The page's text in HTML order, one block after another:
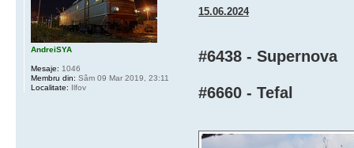
15.06.2024
#6438 - Supernova
#6660 - Tefal
AndreiSYA
Mesaje: 1046
Membru din: Sâm 09 Mar 2019, 23:11
Localitate: Ilfov